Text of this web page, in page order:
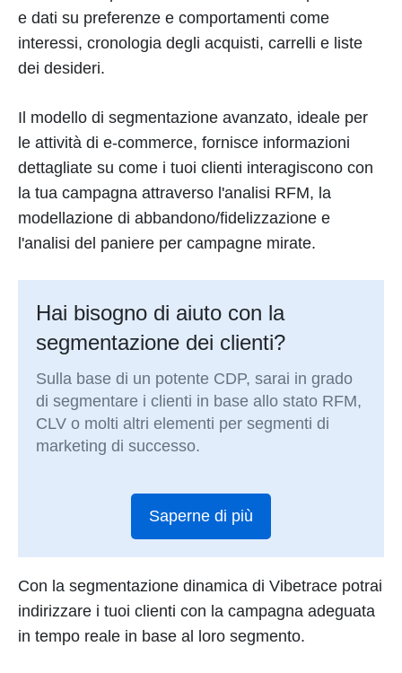
e dati su preferenze e comportamenti come
interessi, cronologia degli acquisti, carrelli e liste
dei desideri.
Il modello di segmentazione avanzato, ideale per
le attività di e-commerce, fornisce informazioni
dettagliate su come i tuoi clienti interagiscono con
la tua campagna attraverso l'analisi RFM, la
modellazione di abbandono/fidelizzazione e
l'analisi del paniere per campagne mirate.
Hai bisogno di aiuto con la
segmentazione dei clienti?
Sulla base di un potente CDP, sarai in grado
di segmentare i clienti in base allo stato RFM,
CLV o molti altri elementi per segmenti di
marketing di successo.
Saperne di più
Con la segmentazione dinamica di Vibetrace potrai
indirizzare i tuoi clienti con la campagna adeguata
in tempo reale in base al loro segmento.